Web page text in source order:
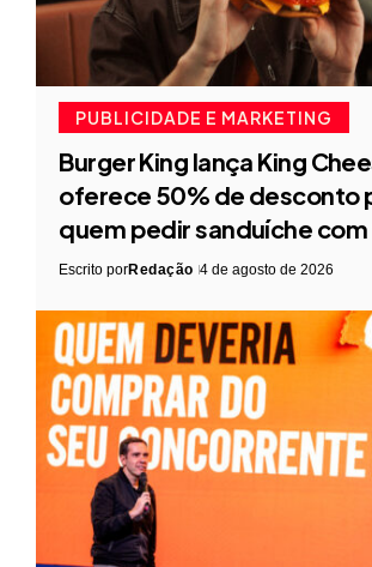
PUBLICIDADE E MARKETING
Burger King lança King
oferece 50% de desconto
quem pedir sanduíche com
Escrito porRedação 4 de agosto de 2026